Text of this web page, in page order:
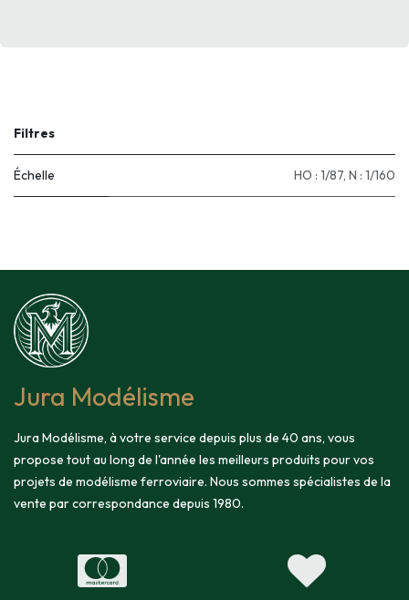
Filtres
Échelle HO : 1/87, N : 1/160
Jura Modélisme
Jura Modélisme, à votre service depuis plus de 40 ans, vous
propose tout au long de l'année les meilleurs produits pour vos
projets de modélisme ferroviaire. Nous sommes spécialistes de la
vente par correspondance depuis 1980.